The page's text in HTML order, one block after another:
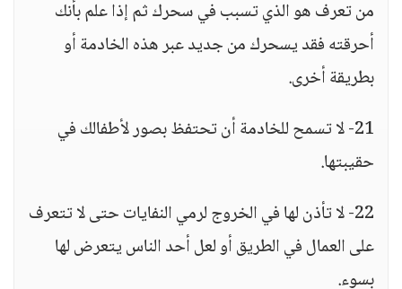
من تعرف هو الذي تسبب في سحرك ثم إذا علم بأنك
أحرقته فقد يسحرك من جديد عبر هذه الخادمة أو
بطريقة أخرى.
21- لا تسمح للخادمة أن تحتفظ بصور لأطفالك في
حقيبتها.
22- لا تأذن لها في الخروج لرمي النفايات حتى لا تتعرف
على العمال في الطريق أو لعل أحد الناس يتعرض لها
بسوء.